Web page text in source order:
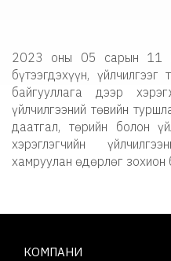
2023 оны 05 сарын 11
бүтээгдэхүүн,
байгууллага дээр
үйлчилгээний төвийн
даатгал, төрийн болон
хэрэглэгчийн
хамруулан өдөрлөг зохион
КОМПАНИ